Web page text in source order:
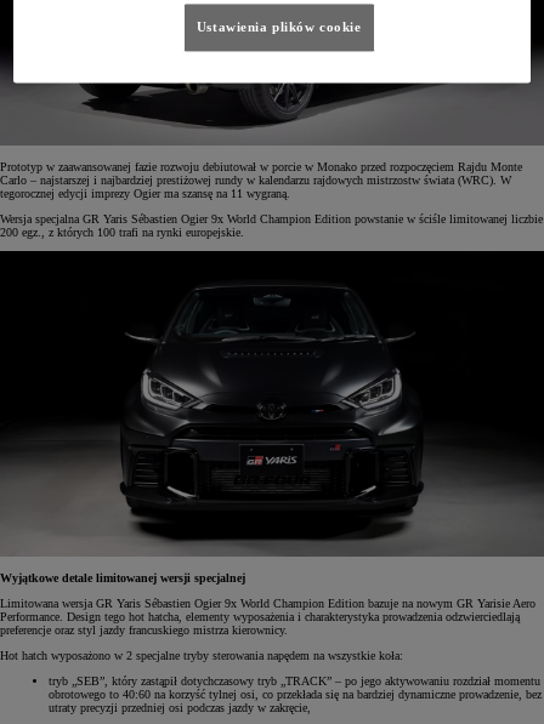
Prototyp w zaawansowanej fazie rozwoju debiutował w porcie w Monako przed rozpoczęciem Rajdu Monte
Carlo – najstarszej i najbardziej prestiżowej rundy w kalendarzu rajdowych mistrzostw świata (WRC). W
tegorocznej edycji imprezy Ogier ma szansę na 11 wygraną.
Wersja specjalna GR Yaris Sébastien Ogier 9x World Champion Edition powstanie w ściśle limitowanej liczbie
200 egz., z których 100 trafi na rynki europejskie.
Wyjątkowe detale limitowanej wersji specjalnej
Limitowana wersja GR Yaris Sébastien Ogier 9x World Champion Edition bazuje na nowym GR Yarisie Aero
Performance. Design tego hot hatcha, elementy wyposażenia i charakterystyka prowadzenia odzwierciedlają
preferencje oraz styl jazdy francuskiego mistrza kierownicy.
Hot hatch wyposażono w 2 specjalne tryby sterowania napędem na wszystkie koła:
tryb „SEB”, który zastąpił dotychczasowy tryb „TRACK” – po jego aktywowaniu rozdział momentu
obrotowego to 40:60 na korzyść tylnej osi, co przekłada się na bardziej dynamiczne prowadzenie, bez
utraty precyzji przedniej osi podczas jazdy w zakręcie,
Ustawienia plików cookie